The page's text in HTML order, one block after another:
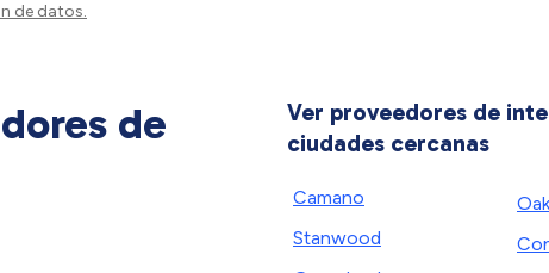
de datos.
de
Ver proveedores de
ciudades cercanas
Camano
Stanwood